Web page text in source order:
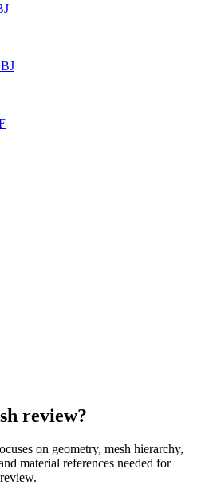
review?
on geometry, mesh hierarchy,
material references needed for